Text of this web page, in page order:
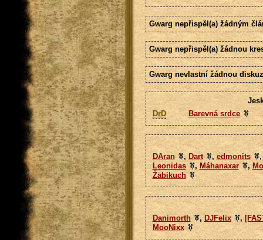
Gwarg nepřispěl(a) žádným
Gwarg nepřispěl(a) žádnou
Gwarg nevlastní žádnou
DrD
Barevná srdce
DAran , Dart ,edmonits
Leonidas
, Máhanaxar ,
Žabikuch
Danimorth , DJFelix ,
MooNixx